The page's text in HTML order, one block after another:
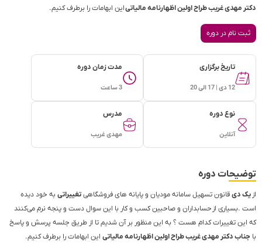
دکتر مهدی غریب طراح اولین اظهارنامه مالیاتیاین ابهامات را برطرف کنیم.
ثبت نام در دوره
تاریخ برگزاری
12 دی | 17 الی 20
مدت زمان دوره
3 ساعت
نوع دوره
آنلاین
مدرس
مهدی غریب
توضیحات دوره
ازیک دیقانون تسهیل سامانه مودیان و پایانه های فروشگاهیتغییراتیبه خود دیده
است .بسیاری از حسابداران و صاحبین کسب و کار با این سوال دست و پنجه نرم می‌کنند
که این تغییرات کدام هست ؟ به این منظور بر آن شدیم تا از طریق جلسه پرسش و پاسخ
با جناب دکتر مهدی غریب طراح اولین اظهارنامه مالیاتی این ابهامات را برطرف کنیم.